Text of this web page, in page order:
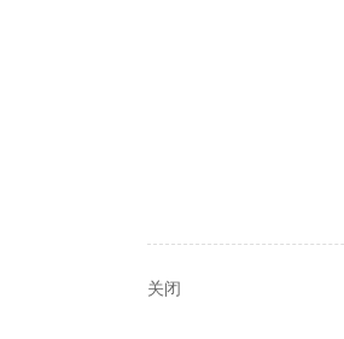
关闭